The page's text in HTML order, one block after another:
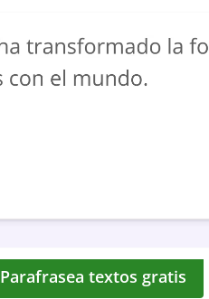
Parafrasea textos gratis